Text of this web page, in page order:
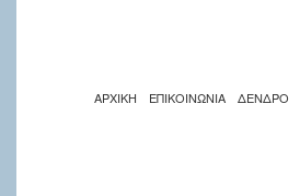
ΑΡΧΙΚΗ ΕΠΙΚΟΙΝΩΝΙΑ ΔΕΝΔΡΟ